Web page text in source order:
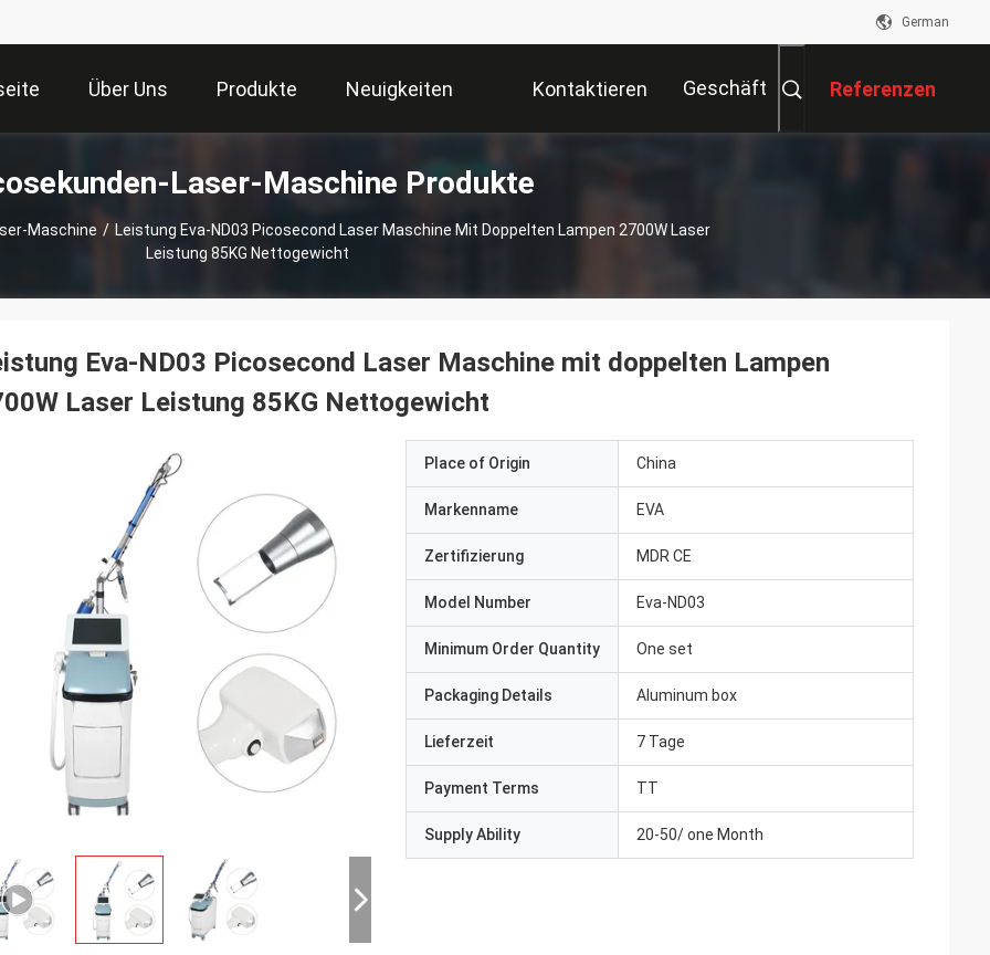
German
Über Uns Produkte Neuigkeiten Kontaktieren Geschäft Referenzen
Laser-Maschine Produkte
Maschine / Leistung Eva-ND03 Picosecond Laser Maschine Mit Doppelten Lampen 2700W Laser
Leistung 85KG Nettogewicht
Eva-ND03 Picosecond Laser Maschine mit doppelten Lampen
Laser Leistung 85KG Nettogewicht
Place of Origin China
Markenname EVA
Zertifizierung MDR CE
Model Number Eva-ND03
Minimum Order Quantity One set
Packaging Details Aluminum box
Lieferzeit 7 Tage
Payment Terms TT
Supply Ability 20-50/ one Month